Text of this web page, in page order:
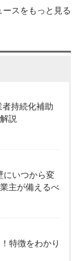
スをもっと見る
者持続化補助
説
にいつから変
主が備えるべ
特徴をわかり